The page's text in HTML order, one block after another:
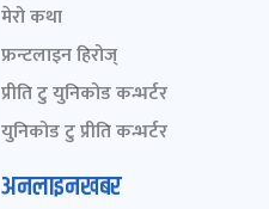
मेरो कथा
फ्रन्टलाइन हिरोज्
प्रीति टु युनिकोड कन्भर्टर
युनिकोड टु प्रीति कन्भर्टर
अनलाइनखबर